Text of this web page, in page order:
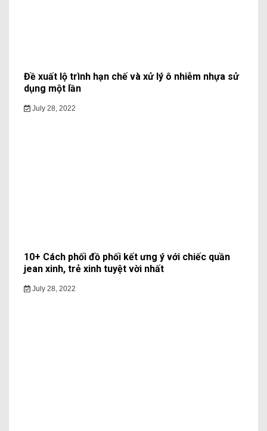
Đề xuất lộ trình hạn chế và xử lý ô nhiễm nhựa sử
dụng một lần
July 28, 2022
10+ Cách phối đồ phối kết ưng ý với chiếc quần
jean xinh, trẻ xinh tuyệt vời nhất
July 28, 2022